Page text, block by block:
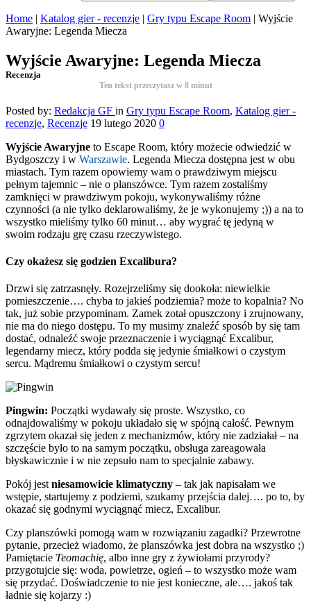
Home | Katalog gier - recenzje | Gry typu Escape Room | Wyjście
Awaryjne: Legenda Miecza
Wyjście Awaryjne: Legenda Miecza
Recenzja
Ten tekst przeczytasz w 8 minut
Posted by: Redakcja GF in Gry typu Escape Room, Katalog gier -
recenzje, Recenzje 19 lutego 2020 0
Wyjście Awaryjne to Escape Room, który możecie odwiedzić w
Bydgoszczy i w Warszawie. Legenda Miecza dostępna jest w obu
miastach. Tym razem opowiemy wam o prawdziwym miejscu
pełnym tajemnic – nie o planszówce. Tym razem zostaliśmy
zamknięci w prawdziwym pokoju, wykonywaliśmy różne
czynności (a nie tylko deklarowaliśmy, że je wykonujemy ;)) a na to
wszystko mieliśmy tylko 60 minut… aby wygrać tę jedyną w
swoim rodzaju grę czasu rzeczywistego.
Czy okażesz się godzien Excalibura?
Drzwi się zatrzasnęły. Rozejrzeliśmy się dookoła: niewielkie
pomieszczenie…. chyba to jakieś podziemia? może to kopalnia? No
tak, już sobie przypominam. Zamek zotał opuszczony i zrujnowany,
nie ma do niego dostępu. To my musimy znaleźć sposób by się tam
dostać, odnaleźć swoje przeznaczenie i wyciągnąć Excalibur,
legendarny miecz, który podda się jedynie śmiałkowi o czystym
sercu. Mądremu śmiałkowi o czystym sercu!
Pingwin: Początki wydawały się proste. Wszystko, co
odnajdowaliśmy w pokoju układało się w spójną całość. Pewnym
zgrzytem okazał się jeden z mechanizmów, który nie zadziałał – na
szczęście było to na samym początku, obsługa zareagowała
błyskawicznie i w nie zepsuło nam to specjalnie zabawy.
Pokój jest niesamowicie klimatyczny – tak jak napisałam we
wstępie, startujemy z podziemi, szukamy przejścia dalej…. po to, by
okazać się godnymi wyciągnąć miecz, Excalibur.
Czy planszówki pomogą wam w rozwiązaniu zagadki? Przewrotne
pytanie, przecież wiadomo, że planszówka jest dobra na wszystko ;)
Pamiętacie Teomachię, albo inne gry z żywiołami przyrody?
przygotujcie się: woda, powietrze, ogień – to wszystko może wam
się przydać. Doświadczenie to nie jest konieczne, ale…. jakoś tak
ładnie się kojarzy :)